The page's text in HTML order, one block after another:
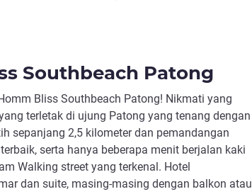
Southbeach Patong
Bliss Southbeach Patong! Nikmati yang
terletak di ujung Patong yang tenang dengan
sepanjang 2,5 kilometer dan pemandangan
serta hanya beberapa menit berjalan kaki
Walking street yang terkenal. Hotel
dan suite, masing-masing dengan balkon atau